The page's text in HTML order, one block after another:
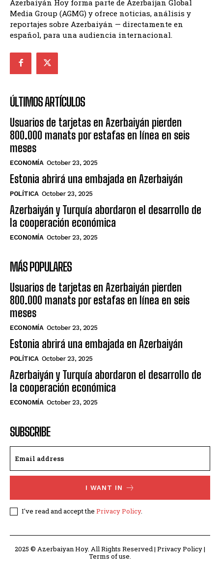
Azerbaiyán Hoy forma parte de Azerbaijan Global
Media Group (AGMG) y ofrece noticias, análisis y
reportajes sobre Azerbaiyán — directamente en
español, para una audiencia internacional.
ÚLTIMOS ARTÍCULOS
Usuarios de tarjetas en Azerbaiyán pierden
800.000 manats por estafas en línea en seis
meses
ECONOMÍA October 23, 2025
Estonia abrirá una embajada en Azerbaiyán
POLÍTICA October 23, 2025
Azerbaiyán y Turquía abordaron el desarrollo de
la cooperación económica
ECONOMÍA October 23, 2025
MÁS POPULARES
Usuarios de tarjetas en Azerbaiyán pierden
800.000 manats por estafas en línea en seis
meses
ECONOMÍA October 23, 2025
Estonia abrirá una embajada en Azerbaiyán
POLÍTICA October 23, 2025
Azerbaiyán y Turquía abordaron el desarrollo de
la cooperación económica
ECONOMÍA October 23, 2025
SUBSCRIBE
I WANT IN
I've read and accept the Privacy Policy.
2025 © Azerbaiyan Hoy. All Rights Reserved | Privacy Policy |
Terms of use.